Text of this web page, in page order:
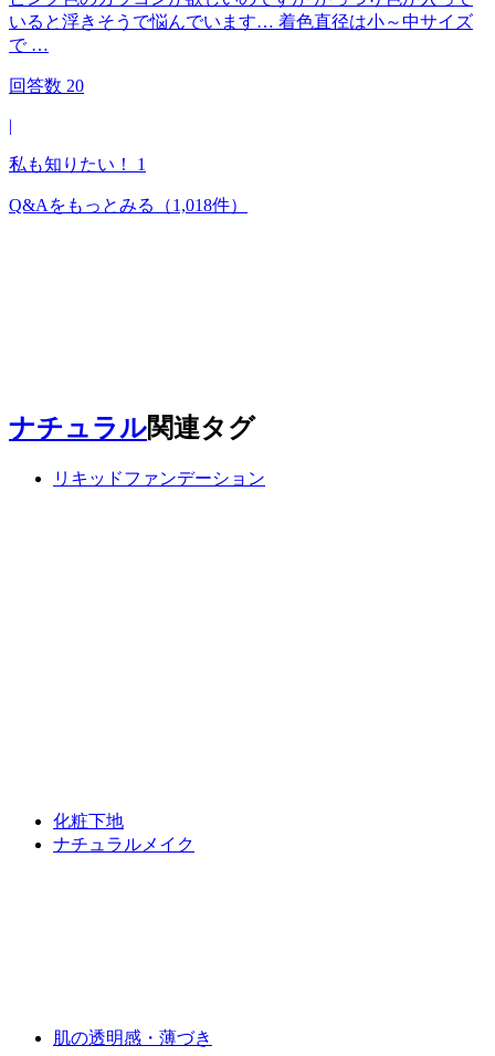
いると浮きそうで悩んでいます… 着色直径は小～中サイズ
で …
回答数 20
|
私も知りたい！ 1
Q&Aをもっとみる （1,018件）
ナチュラル関連タグ
リキッドファンデーション
化粧下地
ナチュラルメイク
肌の透明感・薄づき